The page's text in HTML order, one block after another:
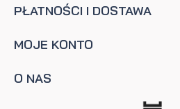
PŁATNOŚCI I DOSTAWA
MOJE KONTO
O NAS